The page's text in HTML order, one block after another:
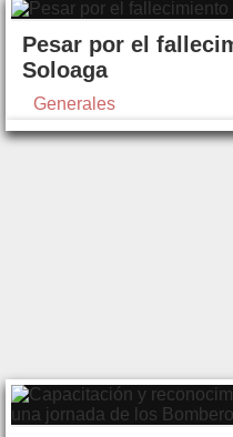
Pesar por el
Soloaga
Generales